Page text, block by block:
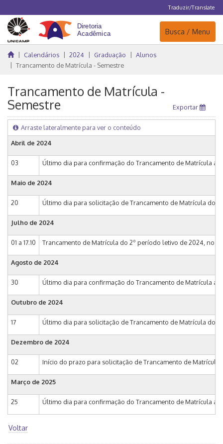
Traduzir/Translate
Navegação
Busca / Menu
Calendários 2024 Graduação
Alunos
Trancamento de Matrícula - Semestre
Trancamento de Matrícula -
Semestre
Exportar
Arraste lateralmente para ver o conteúdo
Abril de 2024
03 Último dia para confirmação do Trancamento de Matrícula
Maio de 2024
20 Último dia para solicitação de Trancamento de Matrícula do
Julho de 2024
01 a 17.10 Trancamento de Matrícula do 2º período letivo de 2024, no
Agosto de 2024
30 Último dia para confirmação do Trancamento de Matrícula
Outubro de 2024
17 Último dia para solicitação de Trancamento de Matrícula do
Dezembro de 2024
02 Início do prazo para solicitação de Trancamento de
Março de 2025
25 Último dia para confirmação do Trancamento de Matrícula
Voltar